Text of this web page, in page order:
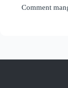
Comment